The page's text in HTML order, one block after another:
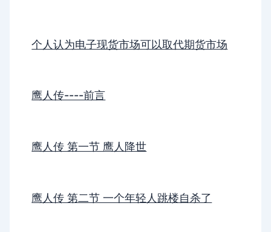
个人认为电子现货市场可以取代期货市场
鹰人传----前言
鹰人传 第一节 鹰人降世
鹰人传 第二节 一个年轻人跳楼自杀了